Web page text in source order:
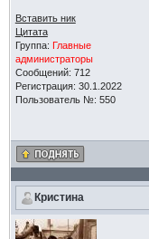
Вставить ник
Цитата
Группа: Главные
администраторы
Сообщений: 712
Регистрация: 30.1.2022
Пользователь №: 550
Кристина